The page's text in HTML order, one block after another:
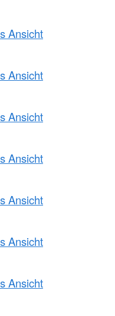
Ansicht
Ansicht
Ansicht
Ansicht
Ansicht
Ansicht
Ansicht